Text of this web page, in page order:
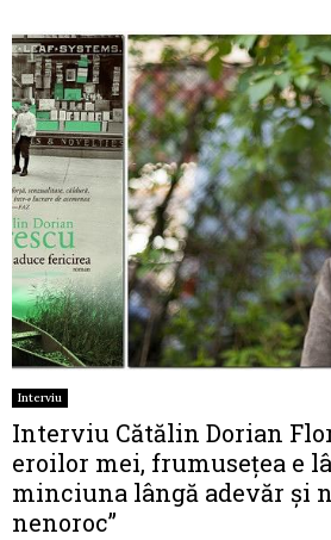
Interviu
Interviu Cătălin Dorian
eroilor mei, frumusețea e
minciuna lângă adevăr și
nenoroc”